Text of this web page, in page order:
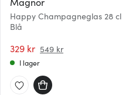
Happy Champagneglas 28 cl
Blå
329 kr 549 kr
I lager